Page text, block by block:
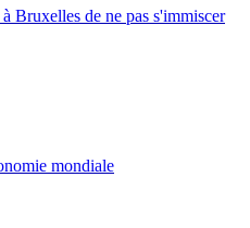
Bruxelles de ne pas s'immiscer
mondiale